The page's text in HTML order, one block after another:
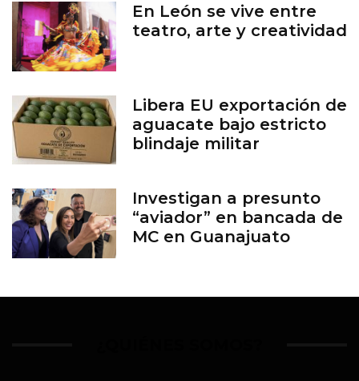
En León se vive entre
teatro, arte y creatividad
Libera EU exportación de
aguacate bajo estricto
blindaje militar
Investigan a presunto
“aviador” en bancada de
MC en Guanajuato